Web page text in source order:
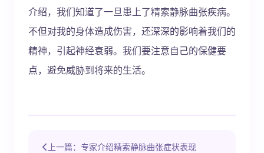
介绍，我们知道了一旦患上了精索静脉曲张疾病。
不但对我的身体造成伤害，还深深的影响着我们的
精神，引起神经衰弱。我们要注意自己的保健要
点，避免威胁到将来的生活。
上一篇：专家介绍精索静脉曲张症状表现